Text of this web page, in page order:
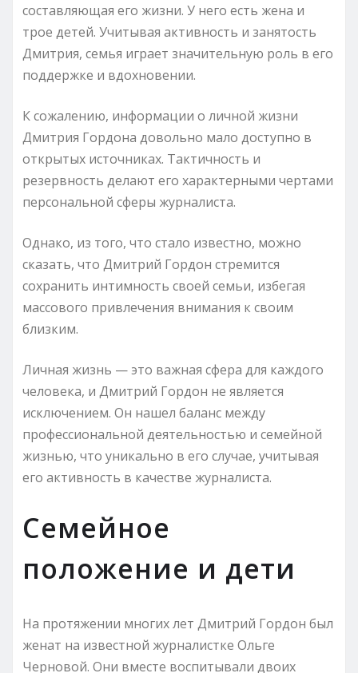
составляющая его жизни. У него есть жена и
трое детей. Учитывая активность и занятость
Дмитрия, семья играет значительную роль в его
поддержке и вдохновении.
К сожалению, информации о личной жизни
Дмитрия Гордона довольно мало доступно в
открытых источниках. Тактичность и
резервность делают его характерными чертами
персональной сферы журналиста.
Однако, из того, что стало известно, можно
сказать, что Дмитрий Гордон стремится
сохранить интимность своей семьи, избегая
массового привлечения внимания к своим
близким.
Личная жизнь — это важная сфера для каждого
человека, и Дмитрий Гордон не является
исключением. Он нашел баланс между
профессиональной деятельностью и семейной
жизнью, что уникально в его случае, учитывая
его активность в качестве журналиста.
Семейное
положение и дети
На протяжении многих лет Дмитрий Гордон был
женат на известной журналистке Ольге
Черновой. Они вместе воспитывали двоих